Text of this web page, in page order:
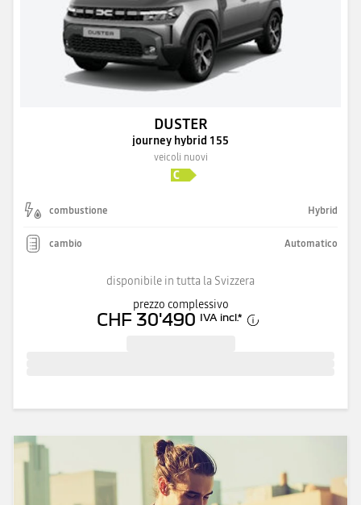
DUSTER
journey hybrid 155
veicoli nuovi
combustione Hybrid
cambio Automatico
disponibile in tutta la Svizzera
prezzo complessivo
CHF 30'490 IVA incl.*